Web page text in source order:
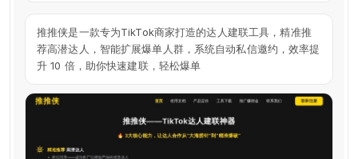
推推侠是一款专为TikTok商家打造的达人建联工具，精准推
荐高潜达人，智能扩展爆单人群，系统自动私信邀约，效率提
升 10 倍，助你快速建联，轻松爆单